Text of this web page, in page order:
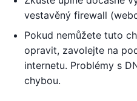
vestavěný firewall
Pokud nemůžete tuto
opravit, zavolejte na
internetu. Problémy s
chybou.